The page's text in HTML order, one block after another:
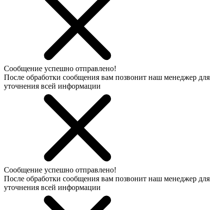
Сообщение успешно отправлено!
После обработки сообщения вам позвонит наш менеджер для
уточнения всей информации
Сообщение успешно отправлено!
После обработки сообщения вам позвонит наш менеджер для
уточнения всей информации